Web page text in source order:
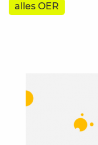
alles OER